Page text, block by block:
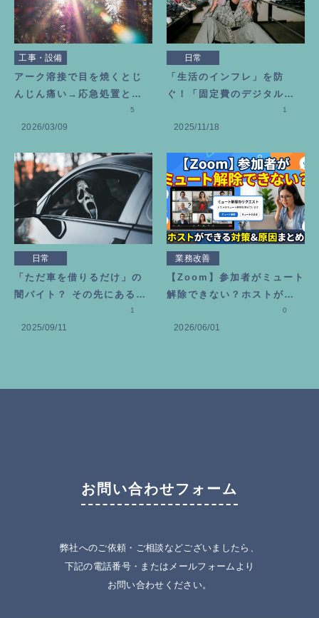
工事・設備
アーク溶接で目を焼くとじ
んじん痛い→応急処置とビ
タミン目薬を選んだ理由
2026/03/09
5
日常
「生活のインフレ」を防
ぐ！「固定費のデジタル断
2025/11/18
1
日常
「ただ車を借りるだけ」の
闇バイト？ その先にある恐
2025/09/11
1
業務改善
【Zoom】参加者がミュート
解除できない？ホストがで
2026/06/01
0
お問い合わせフォーム
弊社へのご依頼・ご相談などございましたら、
下記の電話番号・またはメールフォームより
お問い合わせください。